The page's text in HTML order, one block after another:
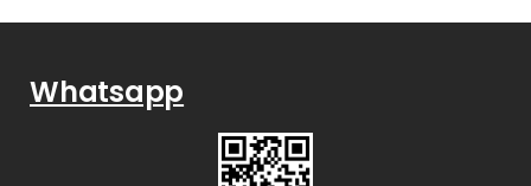
Whatsapp